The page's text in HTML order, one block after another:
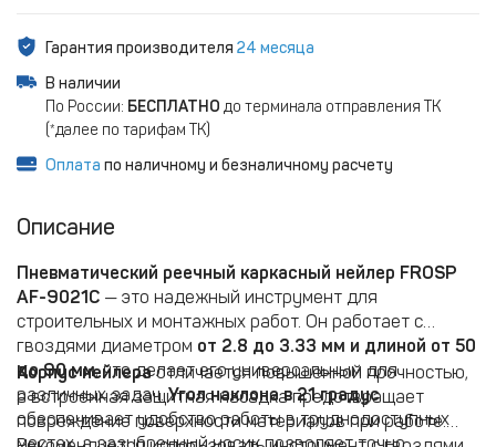
Гарантия производителя 24 месяца
В наличии
По России: БЕСПЛАТНО до терминала отправления ТК
(*далее по тарифам ТК)
Оплата по наличному и безналичному расчету
Описание
Пневматический реечный каркасный нейлер FROSP
AF-9021C — это надежный инструмент для
строительных и монтажных работ. Он работает с
гвоздями диаметром от 2.8 до 3.33 мм и длиной от 50
до 90 мм, что делает его универсальным для
различных задач.Угол наклона в 21 градус
обеспечивает удобство работы в труднодоступных
Корпус нейлераотличается повышенной прочностью,
а встроенная защитная насадка предотвращает
повреждение поверхности материалов при работе.